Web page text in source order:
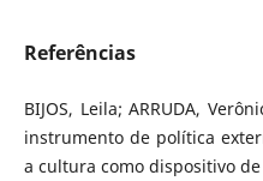
Referências
BIJOS, Leila; ARRUDA,
instrumento de política
a cultura como dispositivo